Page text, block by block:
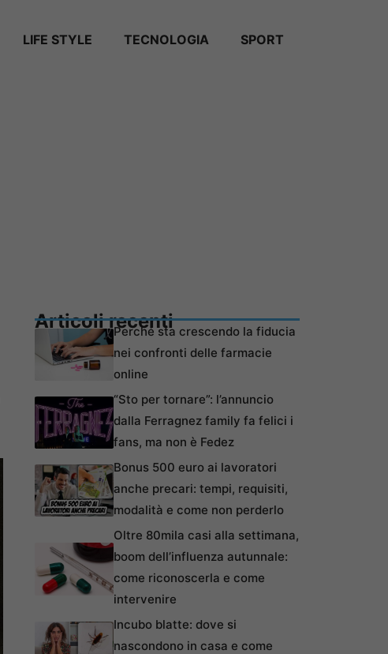
LIFE STYLE TECNOLOGIA SPORT
Articoli recentiPerché sta crescendo la fiducia
nei confronti delle farmacie
online
“Sto per tornare”: l’annuncio
dalla Ferragnez family fa felici i
fans, ma non è Fedez
Bonus 500 euro ai lavoratori
anche precari: tempi, requisiti,
modalità e come non perderlo
Oltre 80mila casi alla settimana,
boom dell’influenza autunnale:
come riconoscerla e come
intervenire
Incubo blatte: dove si
nascondono in casa e come